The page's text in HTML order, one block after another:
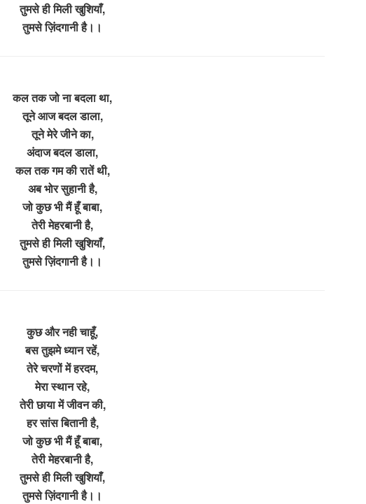
तुमसे ही मिली खुशियाँ,
तुमसे ज़िंदगानी है।।
कल तक जो ना बदला था,
तूने आज बदल डाला,
तूने मेरे जीने का,
अंदाज बदल डाला,
कल तक गम की रातें थी,
अब भोर सुहानी है,
जो कुछ भी मैं हूँ बाबा,
तेरी मेहरबानी है,
तुमसे ही मिली खुशियाँ,
तुमसे ज़िंदगानी है।।
कुछ और नही चाहूँ,
बस तुझमे ध्यान रहें,
तेरे चरणों में हरदम,
मेरा स्थान रहे,
तेरी छाया में जीवन की,
हर सांस बितानी है,
जो कुछ भी मैं हूँ बाबा,
तेरी मेहरबानी है,
तुमसे ही मिली खुशियाँ,
तुमसे ज़िंदगानी है।।